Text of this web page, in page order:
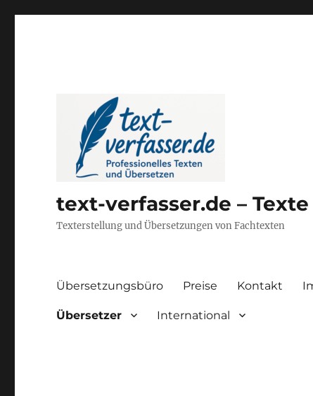
text-verfasser.de –
Texterstellung und Übersetzungen von Fachtexten
Übersetzungsbüro Preise Kontakt
Übersetzer International